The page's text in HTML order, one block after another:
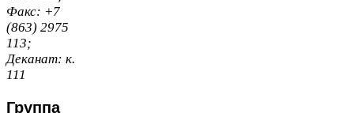
Факс: +7
(863) 2975
113;
Деканат: к.
111
Группа